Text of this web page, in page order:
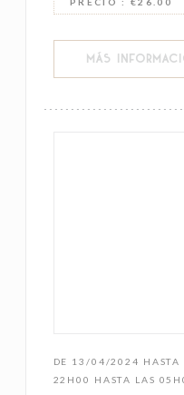
MÁS
DE 13/04/2024
22H00 HASTA LAS